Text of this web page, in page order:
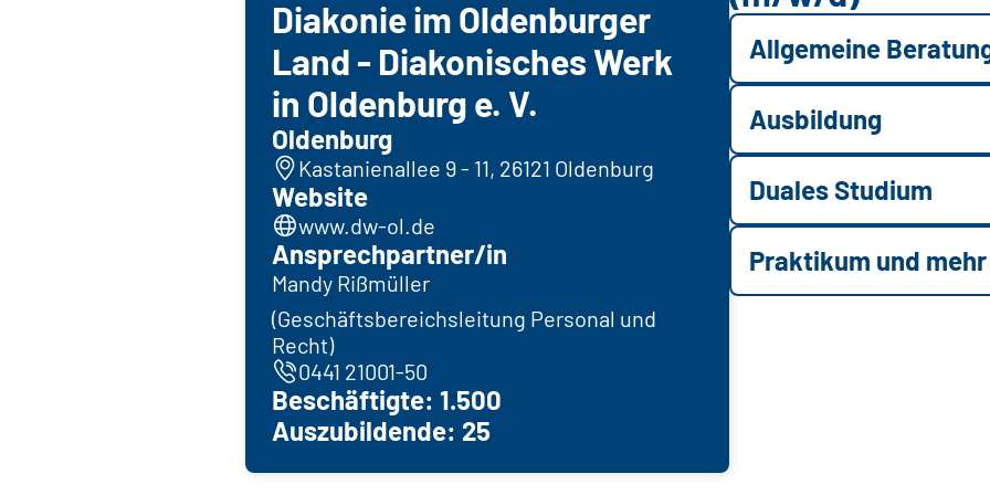
Diakonie im Oldenburger
Land - Diakonisches Werk
in Oldenburg e. V.
Oldenburg
Kastanienallee 9 - 11, 26121 Oldenburg
Website
www.dw-ol.de
Ansprechpartner/in
Mandy Rißmüller
(Geschäftsbereichsleitung Personal und
Recht)
0441 21001-50
Beschäftigte: 1.500
Auszubildende: 25
Allgemeine
Ausbildung
Duales Studium
Praktikum und mehr